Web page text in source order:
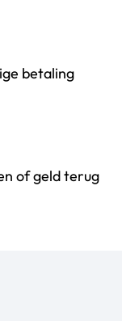
betaling
of geld terug